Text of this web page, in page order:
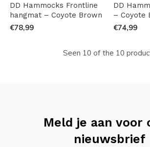
DD Hammocks Frontline
hangmat – Coyote Brown
€78,99
DD
– Coyote
€74,99
Seen 10 of the 10
Meld je aan voor
nieuwsbrief